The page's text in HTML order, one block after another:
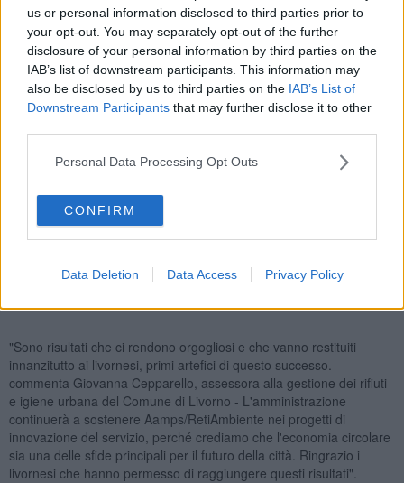
us or personal information disclosed to third parties prior to
your opt-out. You may separately opt-out of the further
disclosure of your personal information by third parties on the
IAB’s list of downstream participants. This information may
also be disclosed by us to third parties on the IAB’s List of
Downstream Participants that may further disclose it to other
Personal Data Processing Opt Outs
CONFIRM
Data Deletion Data Access Privacy Policy
secondo riconoscimento premia il lavoro fatto sulla raccolta
dell'olio vegetale esausto. Per una città che vive sul mare come
Livorno, il tema ha un peso particolare: un solo chilo di olio versato
negli scarichi domestici può inquinare fino a un milione di litri
d'acqua, con effetti diretti sulla salute del mare e delle coste.
Intercettarlo significa trasformarlo in una risorsa, perché l'olio
raccolto viene rigenerato in biodiesel, saponi e lubrificanti
industriali, chiudendo un ciclo che altrimenti si spezzerebbe nel
peggiore dei modi. A convincere la giuria dell'Ecoforum è stata la
strategia complessiva messa in campo dal Comune di Livorno e da
Aamps/Retiambiente: da un lato la rete capillare di punti di ritiro già
attivi in città attraverso il servizio "Porta l'olio sotto casa", con
più recente, l'arrivo di bidoni blu dedicati nei punti vendita della
grande distribuzione, dove i cittadini potranno lasciare le bottiglie di
"Sono risultati che ci rendono orgogliosi e che vanno restituiti
innanzitutto ai livornesi, primi artefici di questo successo. -
commenta Giovanna Cepparello, assessora alla gestione dei rifiuti
e igiene urbana del Comune di Livorno - L'amministrazione
continuerà a sostenere Aamps/RetiAmbiente nei progetti di
innovazione del servizio, perché crediamo che l'economia circolare
sia una delle sfide principali per il futuro della città. Ringrazio i
livornesi che hanno permesso di raggiungere questi risultati".